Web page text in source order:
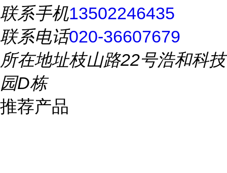
联系手机13502246435
联系电话020-36607679
所在地址枝山路22号浩和科技
园D栋
推荐产品